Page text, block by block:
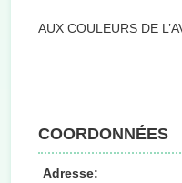
AUX COULEURS DE
COORDONNÉES
Adresse: